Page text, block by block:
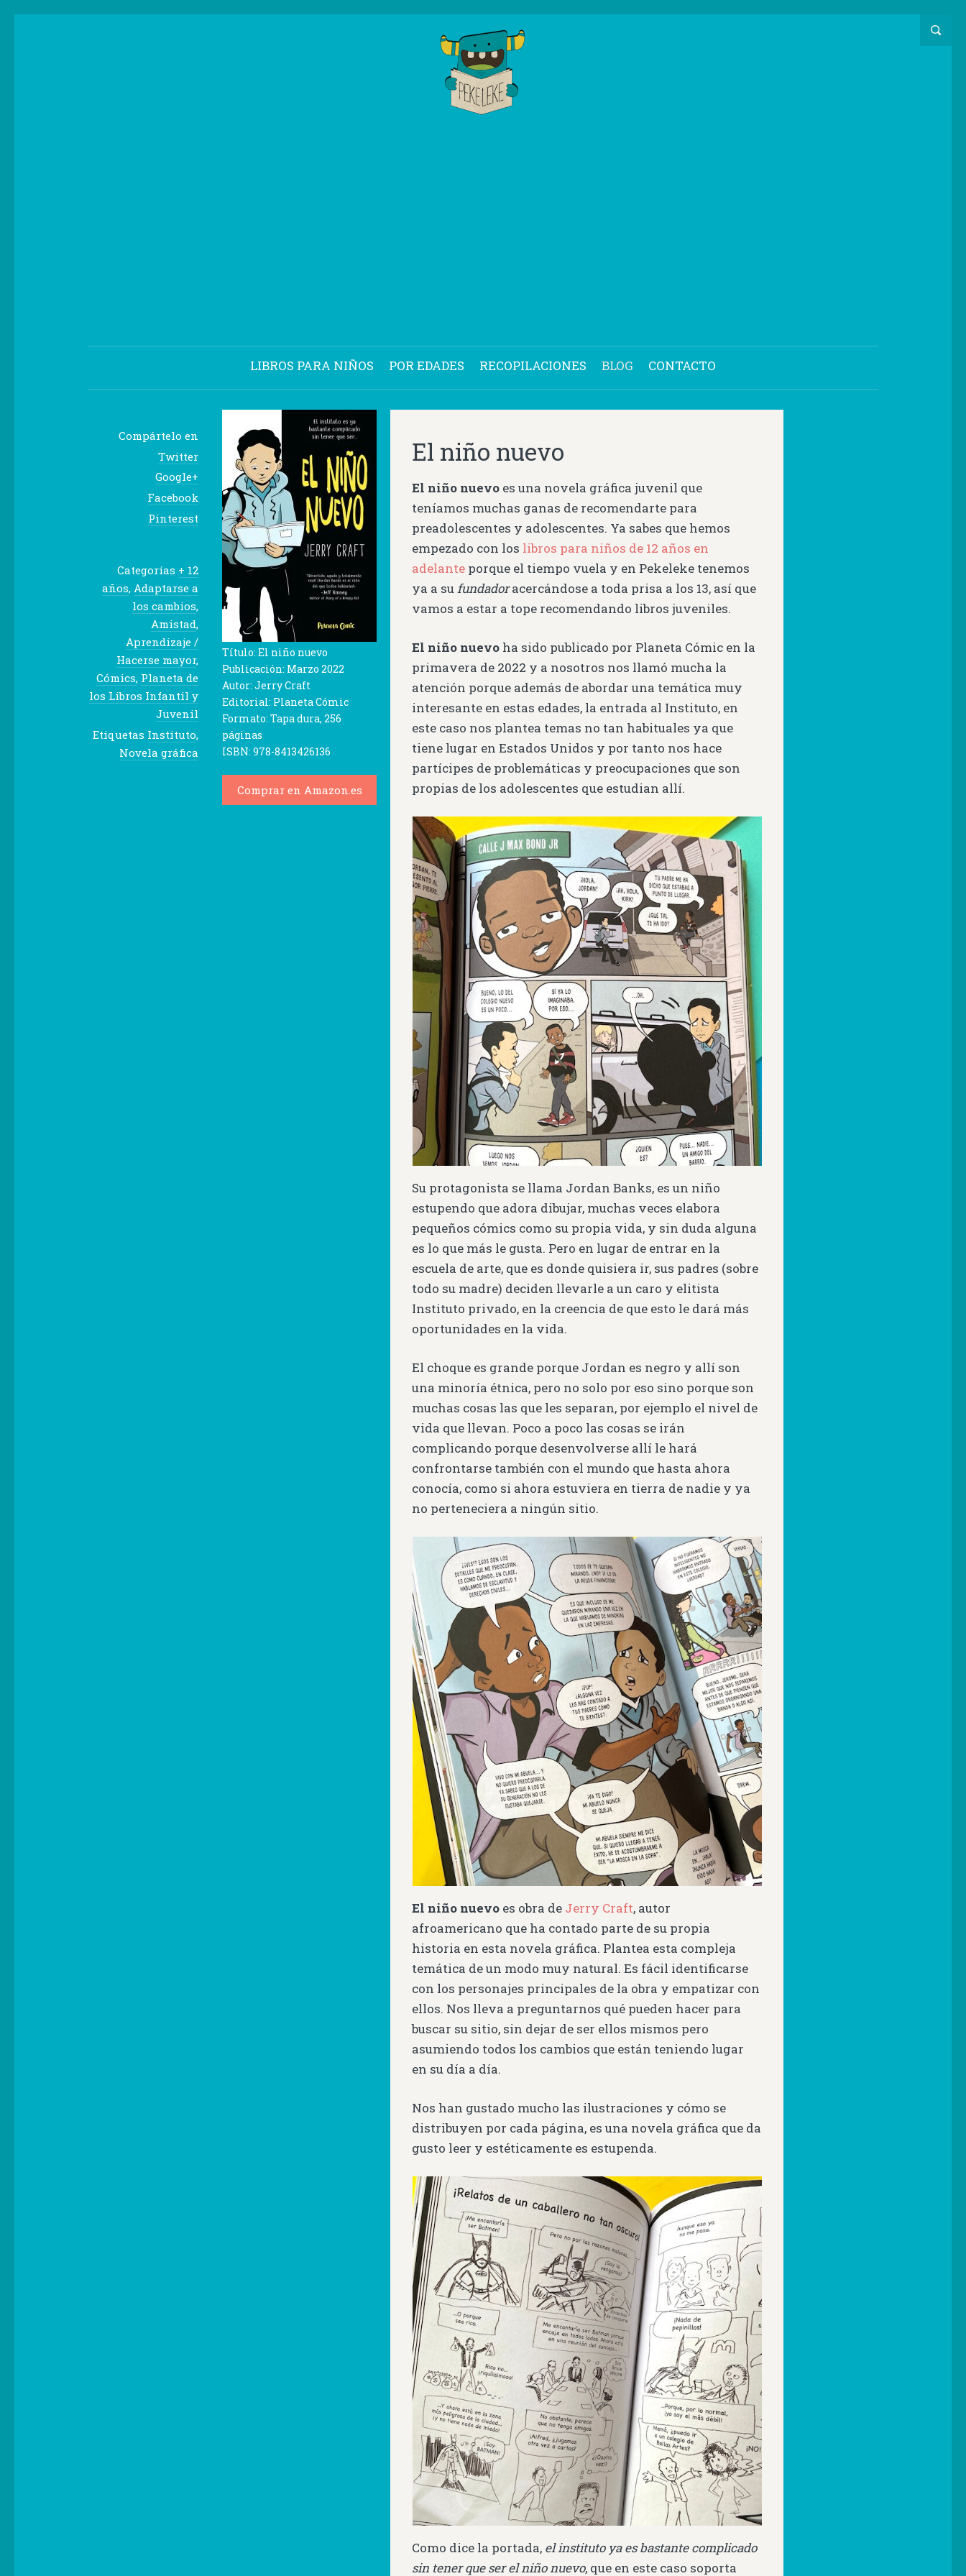
LIBROS PARA NIÑOS POR EDADES RECOPILACIONES BLOG CONTACTO
Compártelo en
Twitter
Google+
Facebook
Pinterest
Título: El niño nuevo
Publicación: Marzo 2022
Autor: Jerry Craft
Editorial: Planeta Cómic
Formato: Tapa dura, 256
páginas
ISBN: 978-8413426136
Comprar en Amazon.es
El niño nuevo
El niño nuevo es una novela gráfica juvenil que
teníamos muchas ganas de recomendarte para
preadolescentes y adolescentes. Ya sabes que hemos
empezado con los libros para niños de 12 años en
adelante porque el tiempo vuela y en Pekeleke tenemos
ya a sufundadoracercándose a toda prisa a los 13, así que
vamos a estar a tope recomendando libros juveniles.
El niño nuevo ha sido publicado por Planeta Cómic en la
primavera de 2022 y a nosotros nos llamó mucha la
atención porque además de abordar una temática muy
interesante en estas edades, la entrada al Instituto, en
este caso nos plantea temas no tan habituales ya que
tiene lugar en Estados Unidos y por tanto nos hace
partícipes de problemáticas y preocupaciones que son
propias de los adolescentes que estudian allí.
Su protagonista se llama Jordan Banks, es un niño
estupendo que adora dibujar, muchas veces elabora
pequeños cómics como su propia vida, y sin duda alguna
es lo que más le gusta. Pero en lugar de entrar en la
escuela de arte, que es donde quisiera ir, sus padres (sobre
todo su madre) deciden llevarle a un caro y elitista
Instituto privado, en la creencia de que esto le dará más
oportunidades en la vida.
El choque es grande porque Jordan es negro y allí son
una minoría étnica, pero no solo por eso sino porque son
muchas cosas las que les separan, por ejemplo el nivel de
vida que llevan. Poco a poco las cosas se irán
complicando porque desenvolverse allí le hará
confrontarse también con el mundo que hasta ahora
conocía, como si ahora estuviera en tierra de nadie y ya
no perteneciera a ningún sitio.
El niño nuevo es obra de Jerry Craft, autor
afroamericano que ha contado parte de su propia
historia en esta novela gráfica. Plantea esta compleja
temática de un modo muy natural. Es fácil identificarse
con los personajes principales de la obra y empatizar con
ellos. Nos lleva a preguntarnos qué pueden hacer para
buscar su sitio, sin dejar de ser ellos mismos pero
asumiendo todos los cambios que están teniendo lugar
en su día a día.
Nos han gustado mucho las ilustraciones y cómo se
distribuyen por cada página, es una novela gráfica que da
gusto leer y estéticamente es estupenda.
Como dice la portada, el instituto ya es bastante complicado
sin tener que ser el niño nuevo, que en este caso soporta
Categorías + 12
años, Adaptarse a
los cambios,
Amistad,
Aprendizaje /
Hacerse mayor,
Cómics, Planeta de
los Libros Infantil y
Juvenil
Etiquetas Instituto,
Novela gráfica